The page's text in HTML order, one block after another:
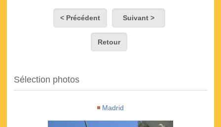
< Précédent Suivant >
Retour
Sélection photos
Madrid